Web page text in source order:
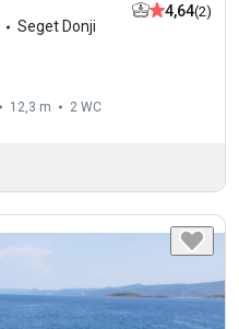
Seget Donji
4,64(2)
12,3 m 2 WC